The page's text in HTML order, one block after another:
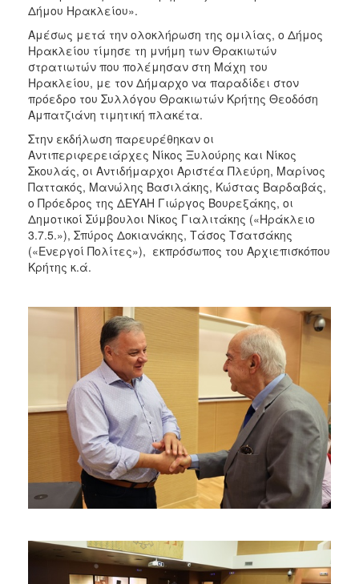
Δήμου Ηρακλείου».
Αμέσως μετά την ολοκλήρωση της ομιλίας, ο Δήμος
Ηρακλείου τίμησε τη μνήμη των Θρακιωτών
στρατιωτών που πολέμησαν στη Μάχη του
Ηρακλείου, με τον Δήμαρχο να παραδίδει στον
πρόεδρο του Συλλόγου Θρακιωτών Κρήτης Θεοδόση
Αμπατζιάνη τιμητική πλακέτα.
Στην εκδήλωση παρευρέθηκαν οι
Αντιπεριφερειάρχες Νίκος Ξυλούρης και Νίκος
Σκουλάς, οι Αντιδήμαρχοι Αριστέα Πλεύρη, Μαρίνος
Παττακός, Μανώλης Βασιλάκης, Κώστας Βαρδαβάς,
ο Πρόεδρος της ΔΕΥΑΗ Γιώργος Βουρεξάκης, οι
Δημοτικοί Σύμβουλοι Νίκος Γιαλιτάκης («Ηράκλειο
3.7.5.»), Σπύρος Δοκιανάκης, Τάσος Τσατσάκης
(«Ενεργοί Πολίτες»), εκπρόσωπος του Αρχιεπισκόπου
Κρήτης κ.ά.